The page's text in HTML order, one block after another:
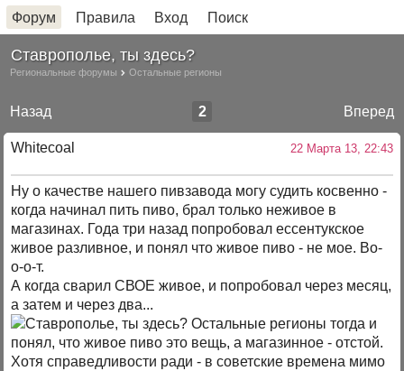
Форум Правила Вход Поиск
Ставрополье, ты здесь?
Региональные форумы Остальные регионы
Назад Вперед
2
Whitecoal 22 Марта 13, 22:43
Ну о качестве нашего пивзавода могу судить косвенно -
когда начинал пить пиво, брал только неживое в
магазинах. Года три назад попробовал ессентукское
живое разливное, и понял что живое пиво - не мое. Во-
о-о-т.
А когда сварил СВОЕ живое, и попробовал через месяц,
а затем и через два...
тогда и
понял, что живое пиво это вещь, а магазинное - отстой.
Хотя справедливости ради - в советские времена мимо